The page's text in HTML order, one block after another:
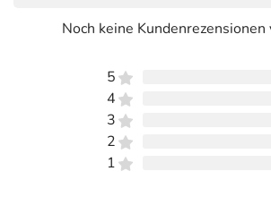
Noch keine Kundenrezensionen
5
4
3
2
1